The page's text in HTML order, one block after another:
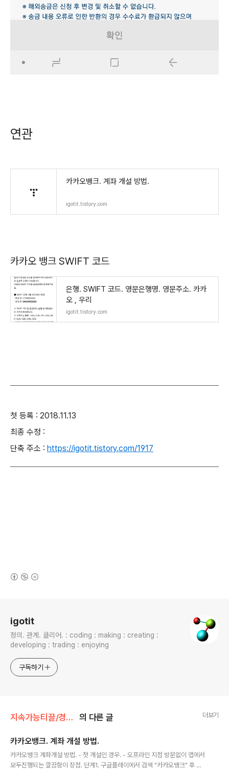
연관
카카오뱅크. 계좌 개설 방법.
igotit.tistory.com
카카오 뱅크 SWIFT 코드
은행. SWIFT 코드. 영문은행명. 영문주소. 카카
오 , 우리
igotit.tistory.com
첫 등록 : 2018.11.13
최종 수정 :
단축 주소 : https://igotit.tistory.com/1917
igotit
정의. 관계. 클리어. : coding : making : creating :
developing : trading : enjoying
구독하기
지속가능티끌/경제.규제.규정. 의 다른 글 더보기
카카오뱅크. 계좌 개설 방법.
카카오뱅크 계좌개설 방법. - 첫 개설인 경우. - 오프라인 지점 방문없이 앱에서
모두진행되는 깔끔함이 장점. 단계1. 구글플레이에서 검색 "카카오뱅크" 후 보